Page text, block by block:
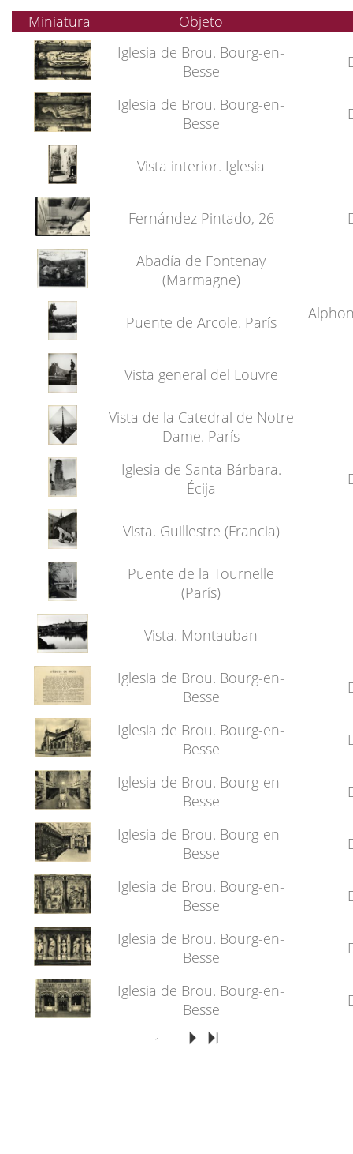
Miniatura
Objeto
Iglesia de Brou. Bourg-en-
Besse
Iglesia de Brou. Bourg-en-
Besse
Vista interior. Iglesia
Fernández Pintado, 26
Abadía de Fontenay
(Marmagne)
Puente de Arcole. París
Vista general del Louvre
Vista de la Catedral de Notre
Dame. París
Iglesia de Santa Bárbara.
Écija
Vista. Guillestre (Francia)
Puente de la Tournelle
(París)
Vista. Montauban
Iglesia de Brou. Bourg-en-
Besse
Iglesia de Brou. Bourg-en-
Besse
Iglesia de Brou. Bourg-en-
Besse
Iglesia de Brou. Bourg-en-
Besse
Iglesia de Brou. Bourg-en-
Besse
Iglesia de Brou. Bourg-en-
Besse
Iglesia de Brou. Bourg-en-
Besse
1